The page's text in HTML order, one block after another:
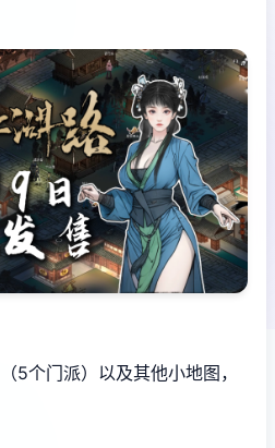
5个门派）以及其他小地图，